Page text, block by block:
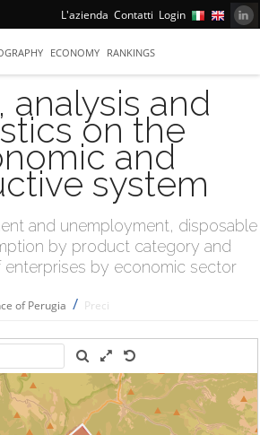
L'azienda Contatti Login
ECONOMY RANKINGS
analysis and
on the
and
system
and unemployment, disposable
by product category and
enterprises by economic sector
of Perugia / Preci